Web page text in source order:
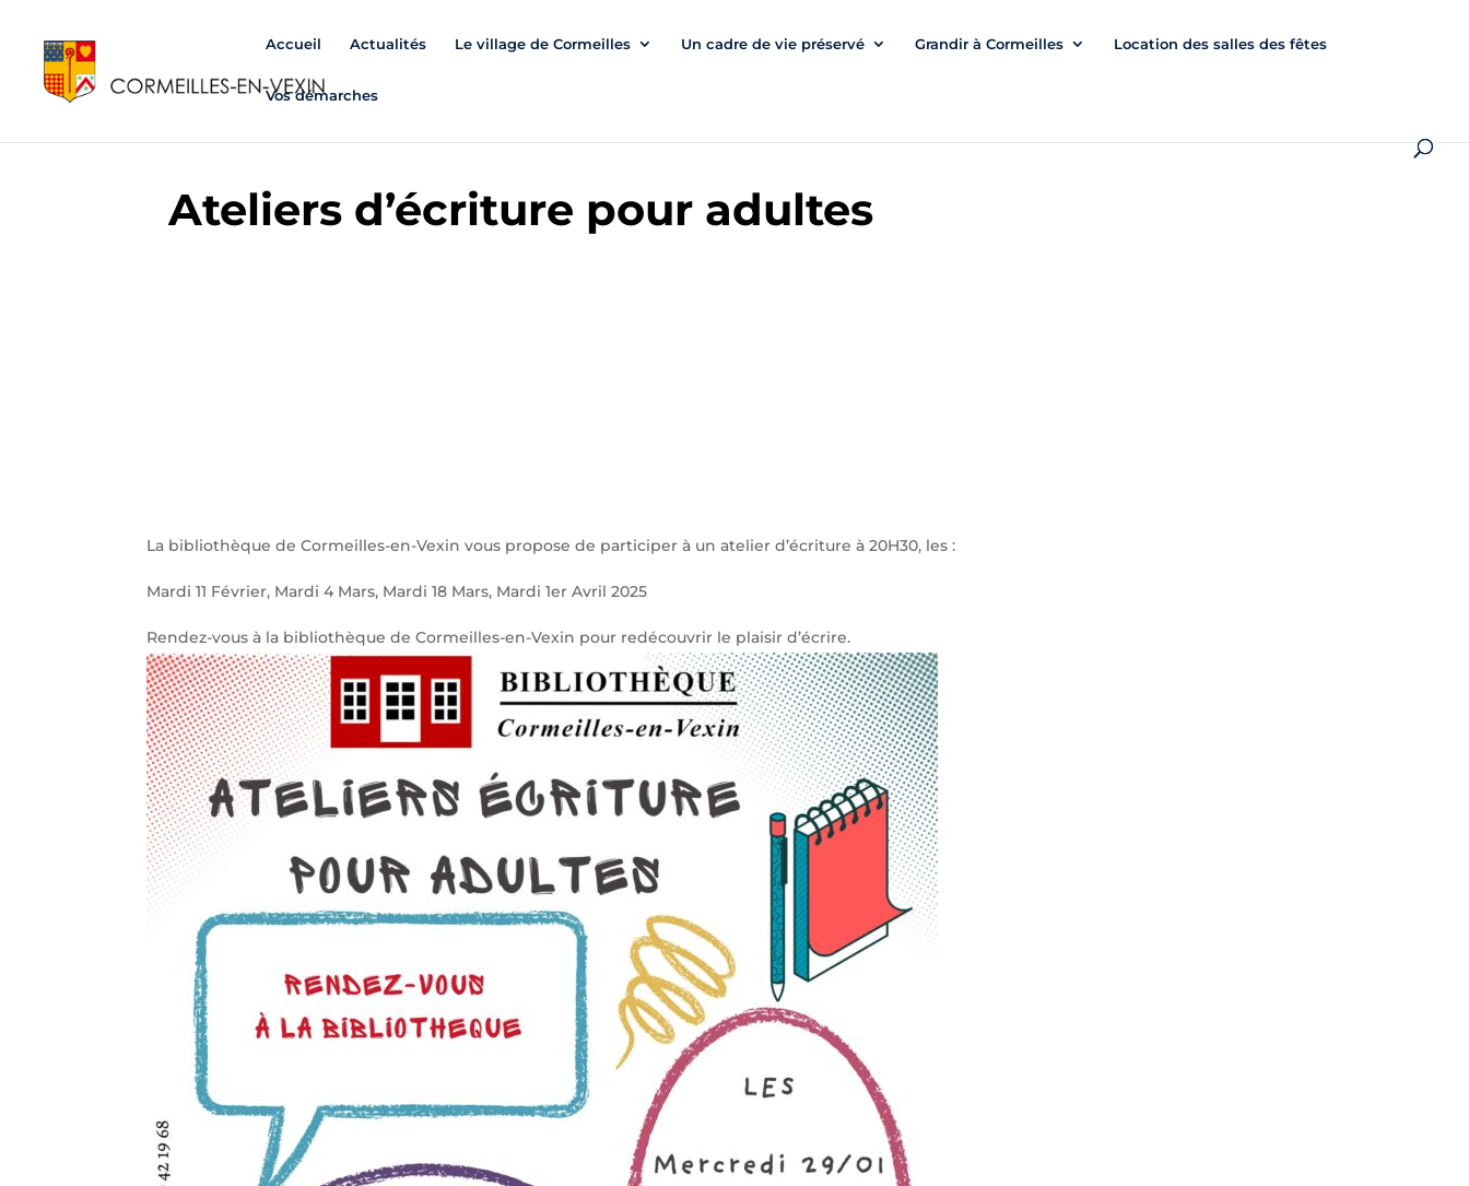
Accueil Actualités Le village de Cormeilles Un cadre de vie préservé Grandir à Cormeilles Location des salles des fêtes
Vos démarches
Ateliers d’écriture pour adultes
La bibliothèque de Cormeilles-en-Vexin vous propose de participer à un atelier d’écriture à 20H30, les :
Mardi 11 Février, Mardi 4 Mars, Mardi 18 Mars, Mardi 1er Avril 2025
Rendez-vous à la bibliothèque de Cormeilles-en-Vexin pour redécouvrir le plaisir d’écrire.